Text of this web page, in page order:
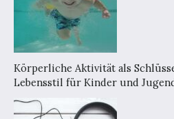
Körperliche Aktivität als
Lebensstil für Kinder und